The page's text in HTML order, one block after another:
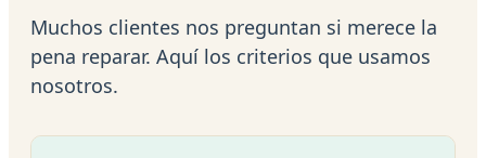
Muchos clientes nos preguntan si merece la
pena reparar. Aquí los criterios que usamos
nosotros.